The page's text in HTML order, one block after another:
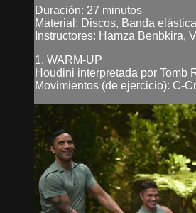
Duración: 27 minutos
Material: Discos, Banda
Instructores: Hamza Benbkira,
1. WARM-UP
Houdini interpretada por Tomb
Movimientos (de ejercicio): C-